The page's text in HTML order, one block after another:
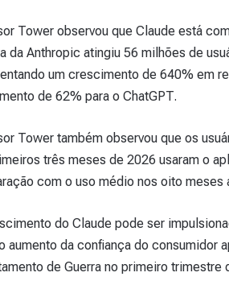
Tower observou que Claude está
da Anthropic atingiu 56 milhões de
um crescimento de 640% em
de 62% para o ChatGPT.
Tower também observou que os
três meses de 2026 usaram o
com o uso médio nos oito meses
do Claude pode ser
aumento da confiança do consumidor
de Guerra no primeiro trimestre